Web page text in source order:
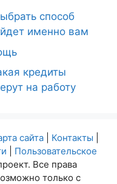
способ
именно вам
кредиты
на работу
сайта| Контакты
Пользовательское
Все права
только с